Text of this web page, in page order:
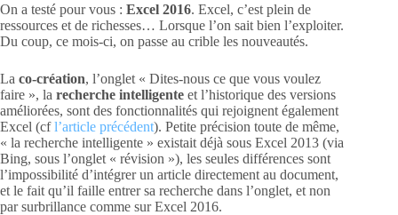
On a testé pour vous : Excel 2016. Excel, c’est plein de
ressources et de richesses… Lorsque l’on sait bien l’exploiter.
Du coup, ce mois-ci, on passe au crible les nouveautés.
La co-création, l’onglet « Dites-nous ce que vous voulez
faire », la recherche intelligente et l’historique des versions
améliorées, sont des fonctionnalités qui rejoignent également
Excel (cfl’article précédent). Petite précision toute de même,
« la recherche intelligente » existait déjà sous Excel 2013 (via
Bing, sous l’onglet « révision »), les seules différences sont
l’impossibilité d’intégrer un article directement au document,
et le fait qu’il faille entrer sa recherche dans l’onglet, et non
par surbrillance comme sur Excel 2016.